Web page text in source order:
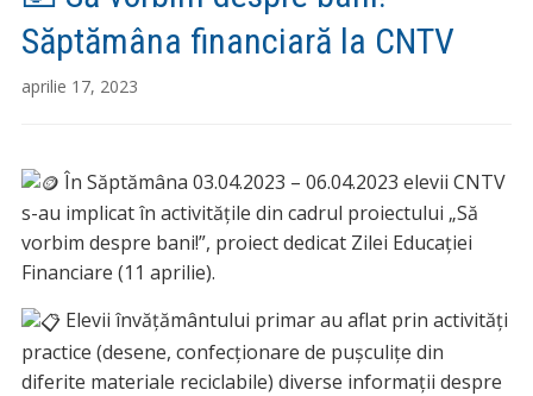
Săptămâna financiară la CNTV
aprilie 17, 2023
În Săptămâna 03.04.2023 – 06.04.2023 elevii CNTV
s-au implicat în activitățile din cadrul proiectului „Să
vorbim despre bani!”, proiect dedicat Zilei Educației
Financiare (11 aprilie).
Elevii învățământului primar au aflat prin activități
practice (desene, confecționare de pușculițe din
diferite materiale reciclabile) diverse informații despre